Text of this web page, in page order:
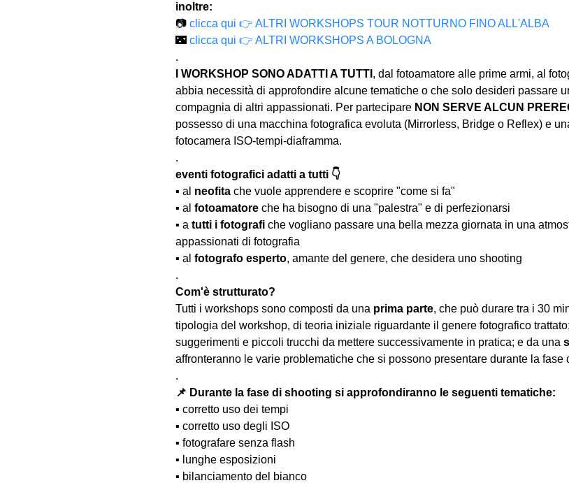
inoltre:
📷 clicca qui 👉 ALTRI WORKSHOPS TOUR NOTTURNO FINO ALL'ALBA
🌃 clicca qui 👉 ALTRI WORKSHOPS A BOLOGNA
.
I WORKSHOP SONO ADATTI A TUTTI , dal fotoamatore alle prime armi, al
abbia necessità di approfondire alcune tematiche o che solo desideri passare
compagnia di altri appassionati. Per partecipare NON SERVE ALCUN
possesso di una macchina fotografica evoluta (Mirrorless, Bridge o Reflex) e
fotocamera ISO-tempi-diaframma.
.
eventi fotografici adatti a tutti 👇
▪️ al neofita che vuole apprendere e scoprire "come si fa"
▪️ al fotoamatore che ha bisogno di una "palestra" e di perfezionarsi
▪️ a tutti i fotografi che vogliano passare una bella mezza giornata in una
appassionati di fotografia
▪️ al fotografo esperto, amante del genere, che desidera uno shooting
.
Com'è strutturato?
Tutti i workshops sono composti da una prima parte, che può durare tra i 30
tipologia del workshop, di teoria iniziale riguardante il genere fotografico
suggerimenti e piccoli trucchi da mettere successivamente in pratica; e da una
affronteranno le varie problematiche che si possono presentare durante la fase
.
📌 Durante la fase di shooting si approfondiranno le seguenti tematiche:
▪️ corretto uso dei tempi
▪️ corretto uso degli ISO
▪️ fotografare senza flash
▪️ lunghe esposizioni
▪️ bilanciamento del bianco